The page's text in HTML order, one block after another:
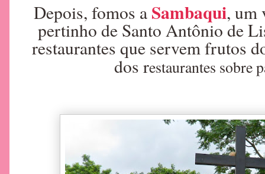
Depois, fomos a Sambaqui, um
pertinho de Santo Antônio de
restaurantes que servem frutos
dos restaurantes sobre